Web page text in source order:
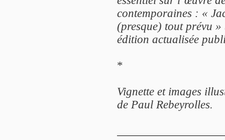
contemporaines : «
(presque) tout prévu
édition actualisée
*
Vignette et images
de Paul Rebeyrolles.